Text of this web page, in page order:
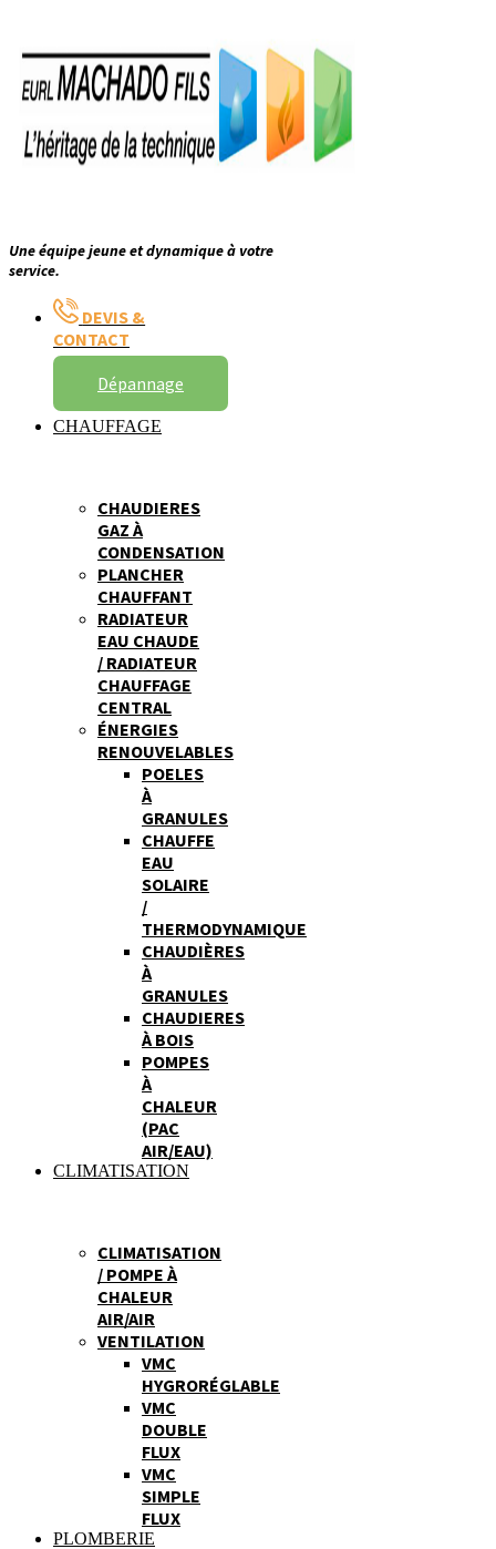
Une équipe jeune et dynamique à votre
service.
DEVIS &
CONTACT
Dépannage
CHAUFFAGE
CHAUDIERES
GAZ À
CONDENSATION
PLANCHER
CHAUFFANT
RADIATEUR
EAU CHAUDE
/ RADIATEUR
CHAUFFAGE
CENTRAL
ÉNERGIES
RENOUVELABLES
POELES
À
GRANULES
CHAUFFE
EAU
SOLAIRE
/
THERMODYNAMIQUE
CHAUDIÈRES
À
GRANULES
CHAUDIERES
À BOIS
POMPES
À
CHALEUR
(PAC
AIR/EAU)
CLIMATISATION
CLIMATISATION
/ POMPE À
CHALEUR
AIR/AIR
VENTILATION
VMC
HYGRORÉGLABLE
VMC
DOUBLE
FLUX
VMC
SIMPLE
FLUX
PLOMBERIE